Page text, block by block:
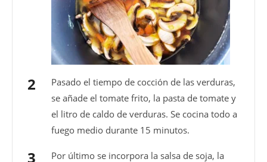
Pasado el tiempo de cocción de las verduras,
se añade el tomate frito, la pasta de tomate y
el litro de caldo de verduras. Se cocina todo a
fuego medio durante 15 minutos.
Por último se incorpora la salsa de soja, la